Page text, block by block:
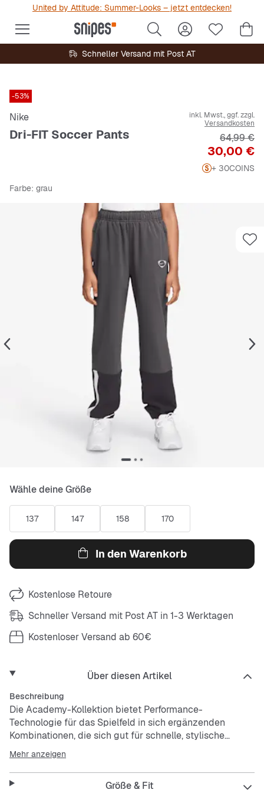
United by Attitude: Summer-Looks – jetzt entdecken!
Schneller Versand mit Post AT
-53%
Nike
Dri-FIT Soccer Pants
inkl. Mwst., ggf. zzgl.
Versandkosten
Preis
30,00 €
64,99 €
+ 30COINS
Farbe: grau
Wähle deine Größe
137 147 158 170
In den Warenkorb
Kostenlose Retoure
Schneller Versand mit Post AT in 1-3 Werktagen
Kostenloser Versand ab 60€
Über diesen Artikel
Beschreibung
Die Academy-Kollektion bietet Performance-
Technologie für das Spielfeld in sich ergänzenden
Kombinationen, die sich gut für schnelle, stylische
Straßenfußballspiele eignen. Jeder Tag ist ein guter Tag
zum Spielen. Diese schweißableitende Hose sorgt dafür,
dass du auch bei schlechtem Wetter deine Tore schießt.
Mehr anzeigen
Größe & Fit